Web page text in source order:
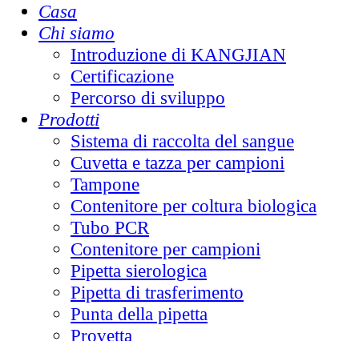
Casa
Chi siamo
Introduzione di KANGJIAN
Certificazione
Percorso di sviluppo
Prodotti
Sistema di raccolta del sangue
Cuvetta e tazza per campioni
Tampone
Contenitore per coltura biologica
Tubo PCR
Contenitore per campioni
Pipetta sierologica
Pipetta di trasferimento
Punta della pipetta
Provetta